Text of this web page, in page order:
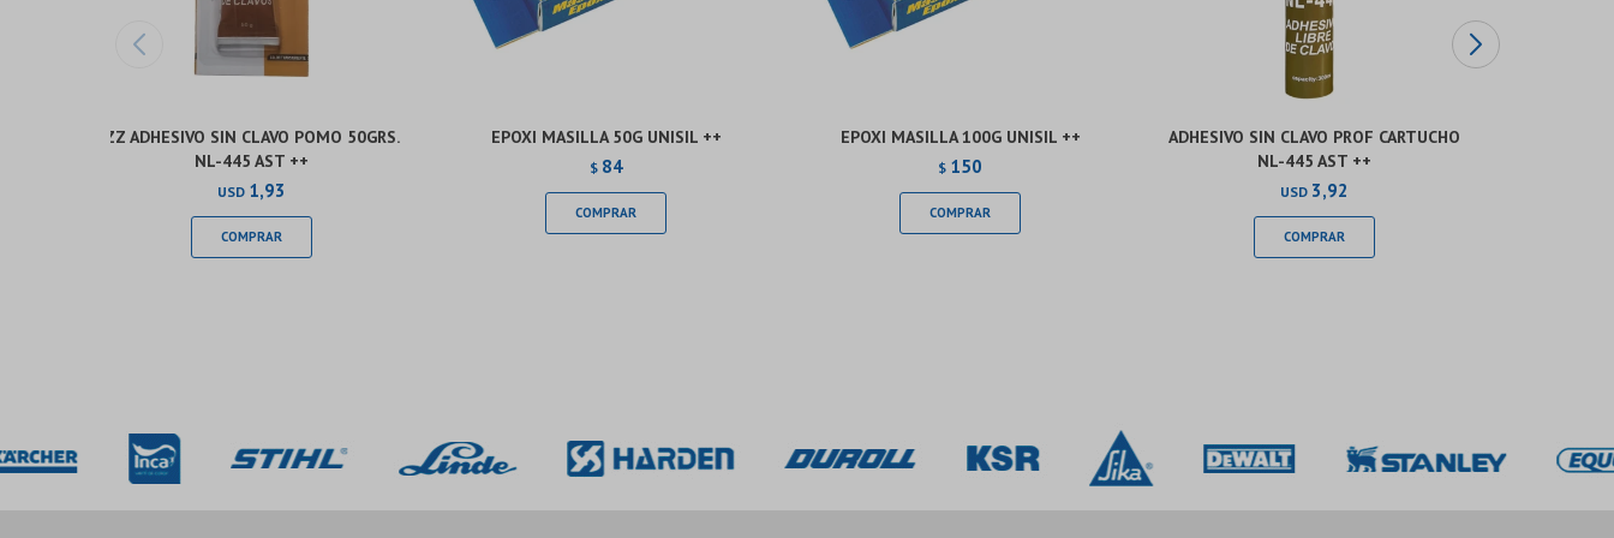
ZZ ADHESIVO SIN CLAVO POMO 50GRS.
NL-445 AST ++
USD 1,93
EPOXI MASILLA 50G UNISIL ++
$ 84
EPOXI MASILLA 100G UNISIL ++
$ 150
ADHESIVO SIN CLAVO PROF CARTUCHO
NL-445 AST ++
USD 3,92